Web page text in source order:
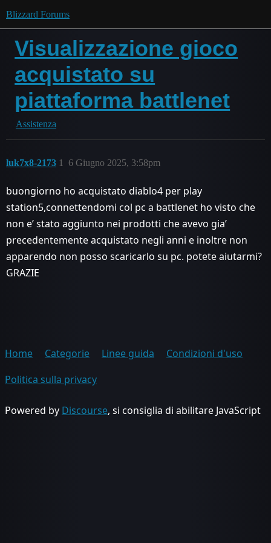
Blizzard Forums
Visualizzazione gioco
acquistato su
piattaforma battlenet
Assistenza
luk7x8-2173 6 Giugno 2025, 3:58pm
1
buongiorno ho acquistato diablo4 per play
station5,connettendomi col pc a battlenet ho visto che
non e’ stato aggiunto nei prodotti che avevo gia’
precedentemente acquistato negli anni e inoltre non
apparendo non posso scaricarlo su pc. potete aiutarmi?
GRAZIE
Home Categorie Linee guida
Condizioni d'uso
Politica sulla privacy
Powered by Discourse, si consiglia di abilitare JavaScript